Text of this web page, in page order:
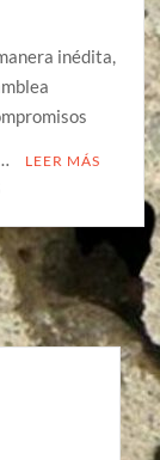
inédita,
LEER MÁS